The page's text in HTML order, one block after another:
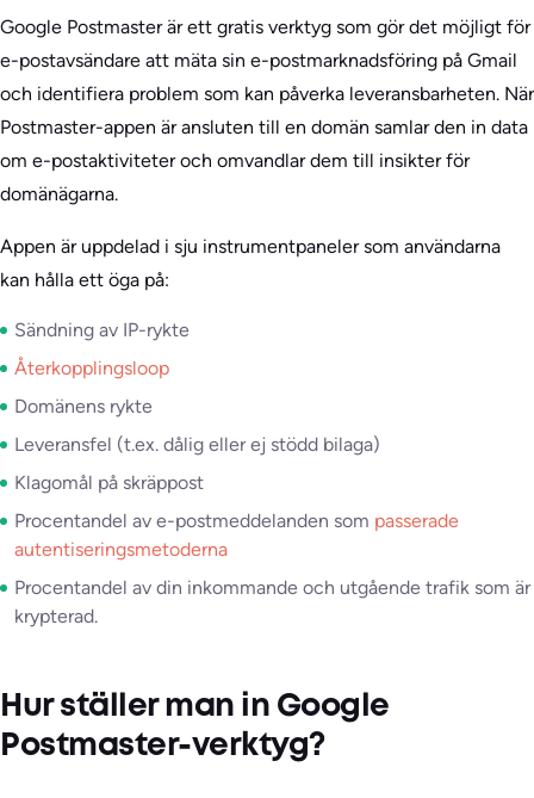
Google Postmaster är ett gratis verktyg som gör det möjligt för
e-postavsändare att mäta sin e-postmarknadsföring på Gmail
och identifiera problem som kan påverka leveransbarheten. När
Postmaster-appen är ansluten till en domän samlar den in data
om e-postaktiviteter och omvandlar dem till insikter för
domänägarna.
Appen är uppdelad i sju instrumentpaneler som användarna
kan hålla ett öga på:
Sändning av IP-rykte
Återkopplingsloop
Domänens rykte
Leveransfel (t.ex. dålig eller ej stödd bilaga)
Klagomål på skräppost
Procentandel av e-postmeddelanden som passerade
autentiseringsmetoderna
Procentandel av din inkommande och utgående trafik som är
krypterad.
Hur ställer man in Google
Postmaster-verktyg?